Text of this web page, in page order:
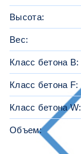
Высота:
Вес:
Класс бетона B:
Класс бетона F:
Класс бетона W:
Объем: